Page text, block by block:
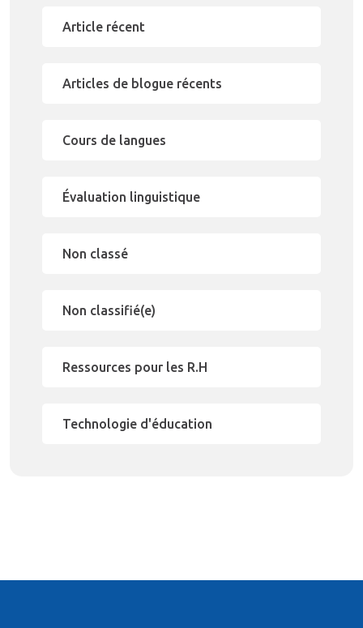
Article récent
Articles de blogue récents
Cours de langues
Évaluation linguistique
Non classé
Non classifié(e)
Ressources pour les R.H
Technologie d'éducation